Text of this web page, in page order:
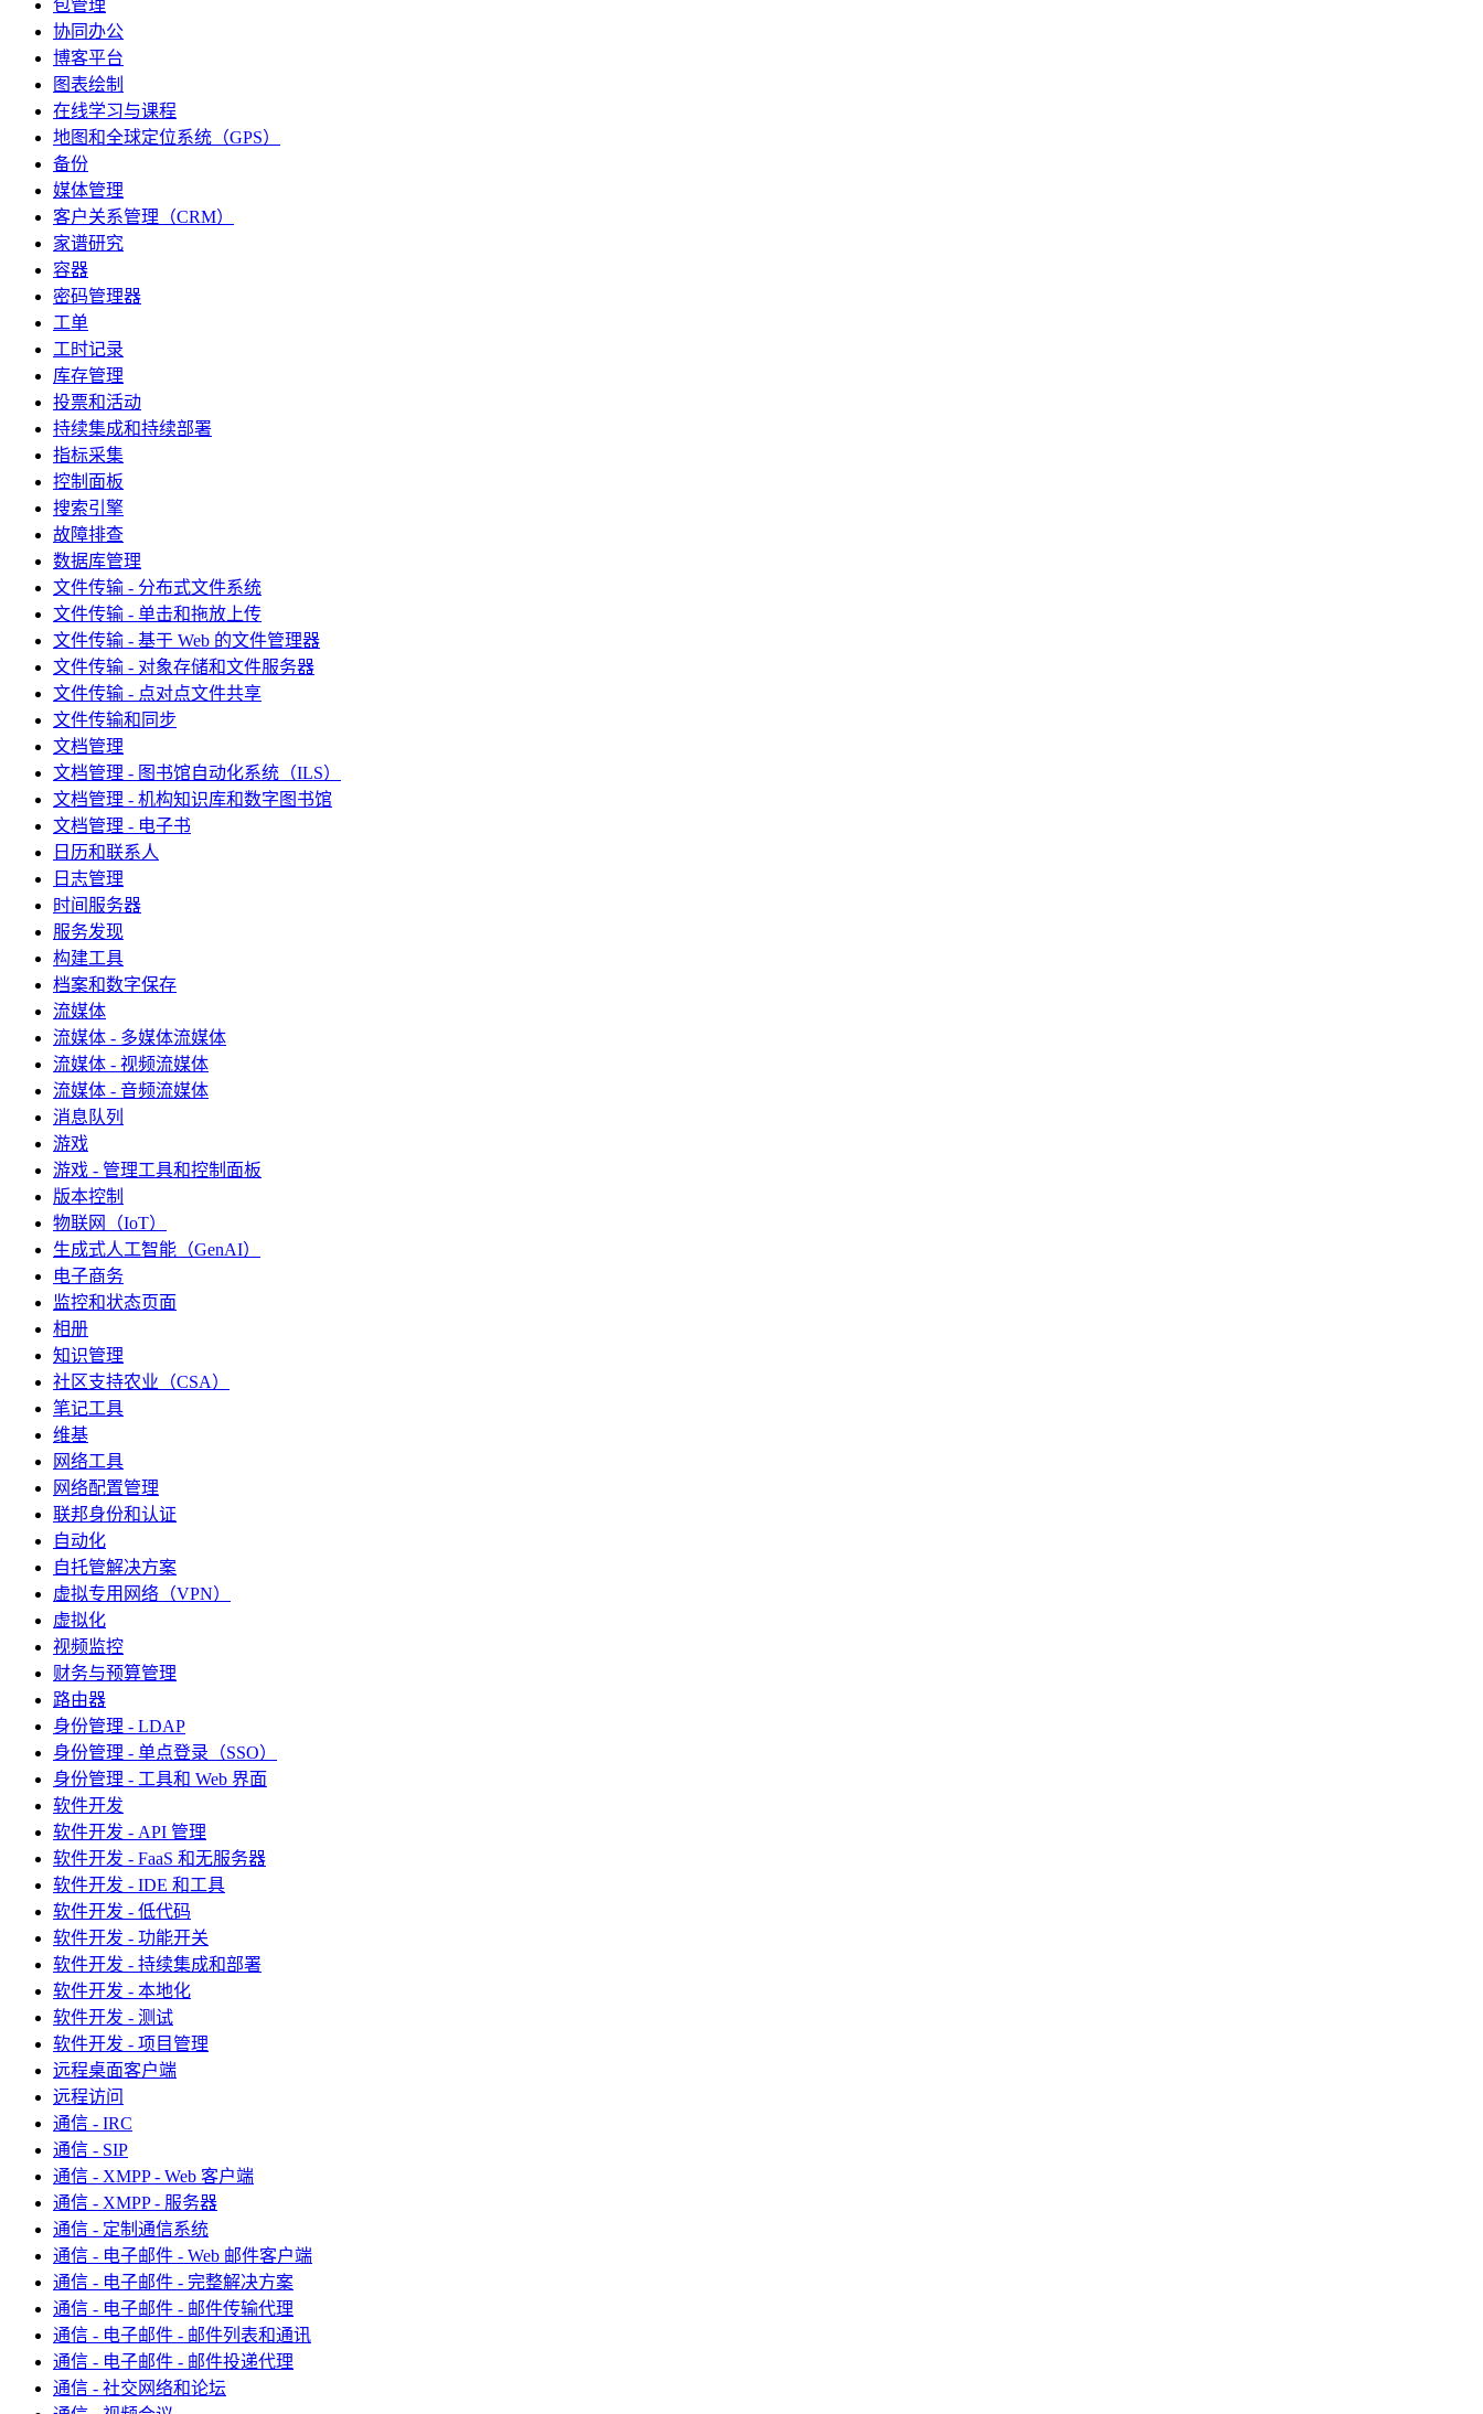
包管理
协同办公
博客平台
图表绘制
在线学习与课程
地图和全球定位系统（GPS）
备份
媒体管理
客户关系管理（CRM）
家谱研究
容器
密码管理器
工单
工时记录
库存管理
投票和活动
持续集成和持续部署
指标采集
控制面板
搜索引擎
故障排查
数据库管理
文件传输 - 分布式文件系统
文件传输 - 单击和拖放上传
文件传输 - 基于 Web 的文件管理器
文件传输 - 对象存储和文件服务器
文件传输 - 点对点文件共享
文件传输和同步
文档管理
文档管理 - 图书馆自动化系统（ILS）
文档管理 - 机构知识库和数字图书馆
文档管理 - 电子书
日历和联系人
日志管理
时间服务器
服务发现
构建工具
档案和数字保存
流媒体
流媒体 - 多媒体流媒体
流媒体 - 视频流媒体
流媒体 - 音频流媒体
消息队列
游戏
游戏 - 管理工具和控制面板
版本控制
物联网（IoT）
生成式人工智能（GenAI）
电子商务
监控和状态页面
相册
知识管理
社区支持农业（CSA）
笔记工具
维基
网络工具
网络配置管理
联邦身份和认证
自动化
自托管解决方案
虚拟专用网络（VPN）
虚拟化
视频监控
财务与预算管理
路由器
身份管理 - LDAP
身份管理 - 单点登录（SSO）
身份管理 - 工具和 Web 界面
软件开发
软件开发 - API 管理
软件开发 - FaaS 和无服务器
软件开发 - IDE 和工具
软件开发 - 低代码
软件开发 - 功能开关
软件开发 - 持续集成和部署
软件开发 - 本地化
软件开发 - 测试
软件开发 - 项目管理
远程桌面客户端
远程访问
通信 - IRC
通信 - SIP
通信 - XMPP - Web 客户端
通信 - XMPP - 服务器
通信 - 定制通信系统
通信 - 电子邮件 - Web 邮件客户端
通信 - 电子邮件 - 完整解决方案
通信 - 电子邮件 - 邮件传输代理
通信 - 电子邮件 - 邮件列表和通讯
通信 - 电子邮件 - 邮件投递代理
通信 - 社交网络和论坛